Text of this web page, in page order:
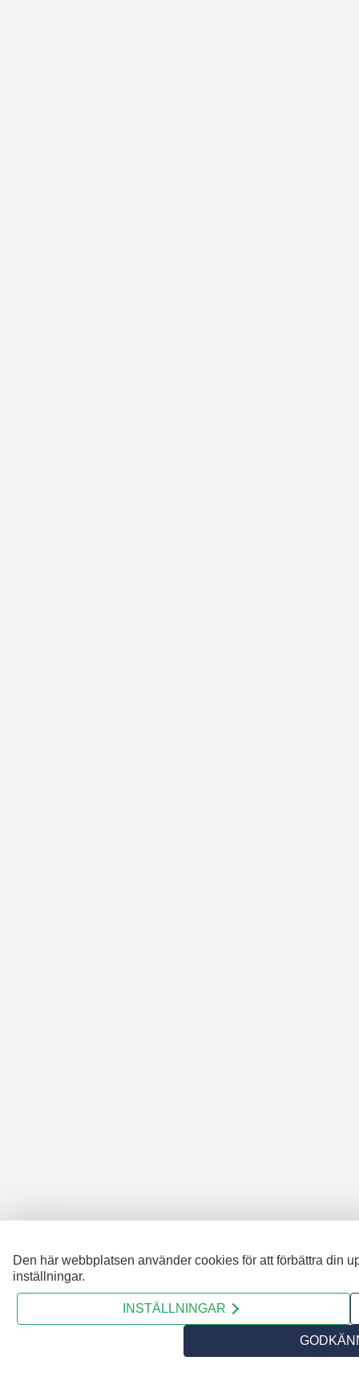
Den här webbplatsen använder cookies för att förbättra din
inställningar.
INSTÄLLNINGAR